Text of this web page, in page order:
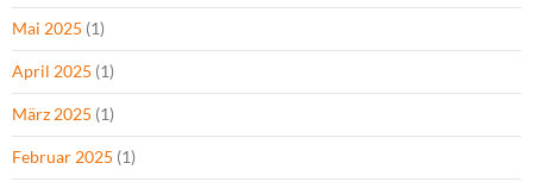
Mai 2025 (1)
April 2025 (1)
März 2025 (1)
Februar 2025 (1)